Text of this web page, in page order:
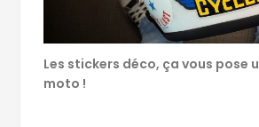
Les stickers déco, ça vous pose
moto !